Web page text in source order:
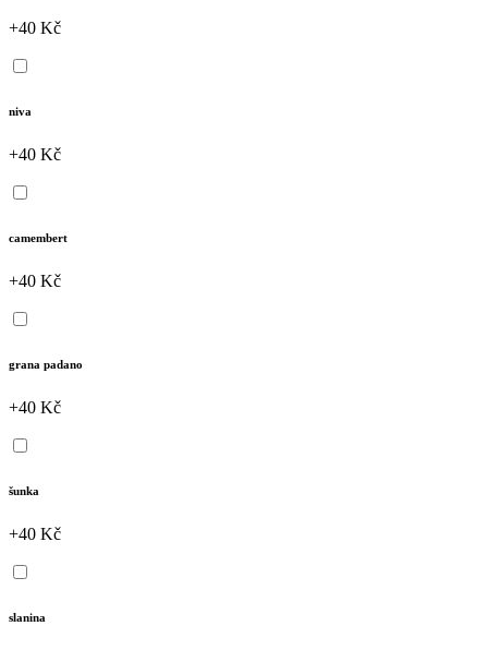
+40 Kč
niva
+40 Kč
camembert
+40 Kč
grana padano
+40 Kč
šunka
+40 Kč
slanina